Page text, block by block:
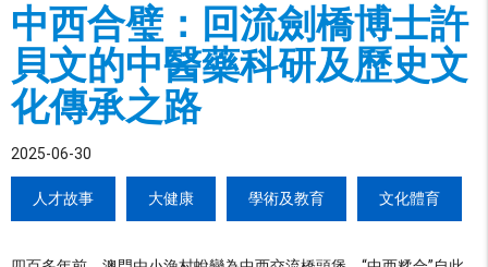
中西合璧：回流劍橋博士許
貝文的中醫藥科研及歷史文
化傳承之路
2025-06-30
人才故事 大健康 學術及教育 文化體育